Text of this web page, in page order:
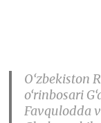
O‘zbekiston
o‘rinbosari
Favqulodda